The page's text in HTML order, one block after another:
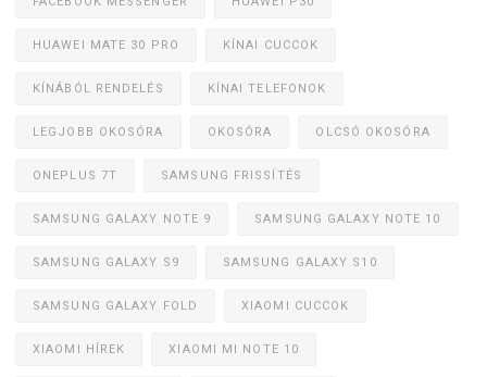
HUAWEI MATE 30 PRO KÍNAI CUCCOK
KÍNÁBÓL RENDELÉS KÍNAI TELEFONOK
LEGJOBB OKOSÓRA OKOSÓRA OLCSÓ OKOSÓRA
ONEPLUS 7T SAMSUNG FRISSÍTÉS
SAMSUNG GALAXY NOTE 9 SAMSUNG GALAXY NOTE 10
SAMSUNG GALAXY S9 SAMSUNG GALAXY S10
SAMSUNG GALAXY FOLD XIAOMI CUCCOK
XIAOMI HÍREK XIAOMI MI NOTE 10